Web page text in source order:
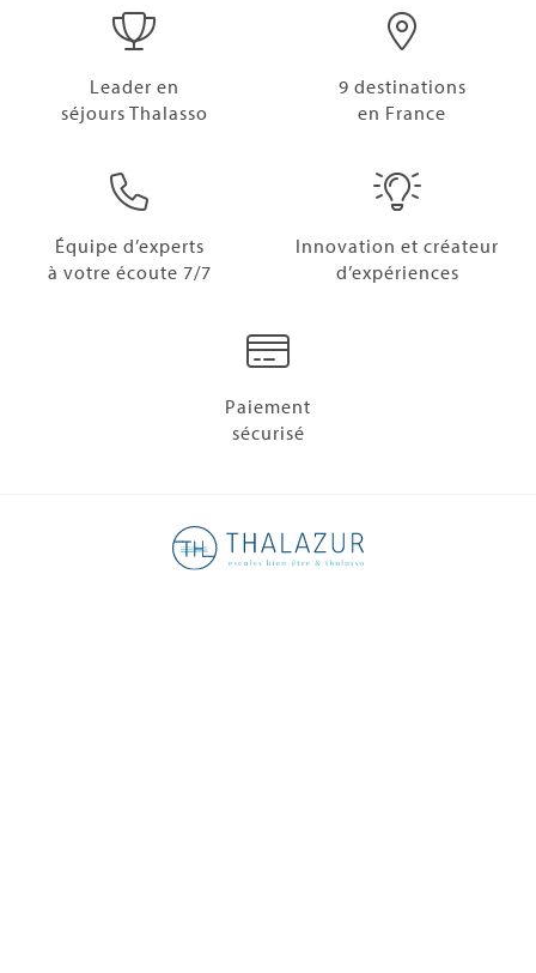
Leader en
séjours Thalasso
9 destinations
en France
Équipe d’experts
à votre écoute 7/7
Innovation et créateur
d’expériences
Paiement
sécurisé